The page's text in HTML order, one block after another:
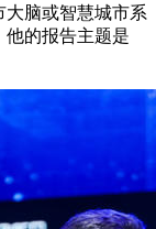
脑或智慧城市系
他的报告主题是